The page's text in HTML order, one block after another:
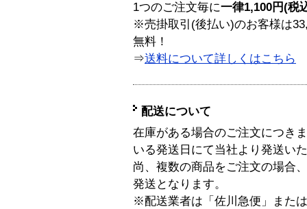
1つのご注文毎に一律1,100円(税
※売掛取引(後払い)のお客様は
無料！
⇒送料について詳しくはこちら
配送について
在庫がある場合のご注文につき
いる発送日にて当社より発送い
尚、複数の商品をご注文の場合
発送となります。
※配送業者は「佐川急便」また